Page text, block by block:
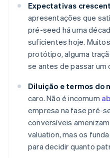
Expectativas
apresentações que
pré-seed há uma
suficientes hoje.
protótipo, alguma
se antes de passar um
Diluição e termos do
caro. Não é incomum
empresa na fase pré-
conversíveis
valuation, mas os
para decidir quanto